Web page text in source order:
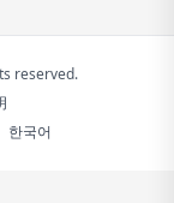
reserved.
한국어